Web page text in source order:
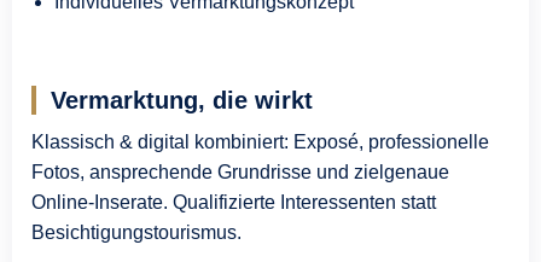
Vermarktung, die wirkt
Klassisch & digital kombiniert: Exposé, professionelle
Fotos, ansprechende Grundrisse und zielgenaue
Online-Inserate. Qualifizierte Interessenten statt
Besichtigungstourismus.